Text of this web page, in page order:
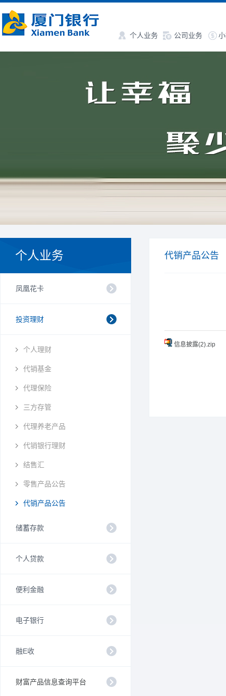
个人业务 公司业务
个人业务
凤凰花卡
投资理财
个人理财
代销基金
代理保险
三方存管
代理养老产品
代销银行理财
结售汇
零售产品公告
代销产品公告
储蓄存款
个人贷款
便利金融
电子银行
融E收
财富产品信息查询平台
代销产品公告
信息披露(2).zip